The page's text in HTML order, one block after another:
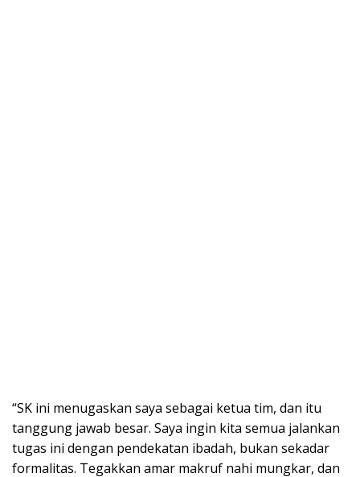
“SK ini menugaskan saya sebagai ketua tim, dan itu
tanggung jawab besar. Saya ingin kita semua jalankan
tugas ini dengan pendekatan ibadah, bukan sekadar
formalitas. Tegakkan amar makruf nahi mungkar, dan